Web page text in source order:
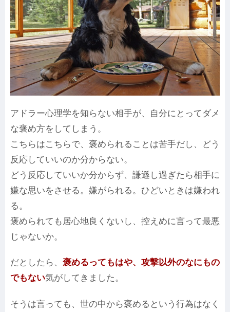
アドラー心理学を知らない相手が、自分にとってダメ
な褒め方をしてしまう。
こちらはこちらで、褒められることは苦手だし、どう
反応していいのか分からない。
どう反応していいか分からず、謙遜し過ぎたら相手に
嫌な思いをさせる。嫌がられる。ひどいときは嫌われ
る。
褒められても居心地良くないし、控えめに言って最悪
じゃないか。
だとしたら、 褒めるってもはや、攻撃以外のなにもの
でもない気がしてきました。
そうは言っても、世の中から褒めるという行為はなく